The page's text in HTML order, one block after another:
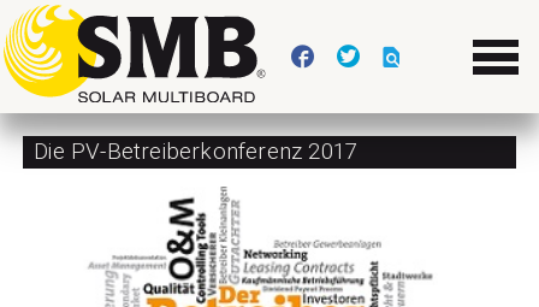
Die PV-Betreiberkonferenz 2017